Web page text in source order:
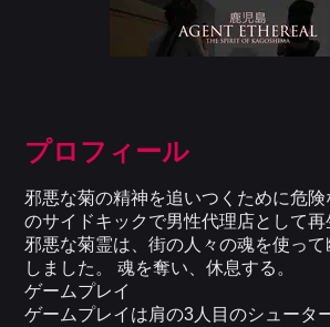
プロフィール
邪悪な菊の精神を追いつくために危
のサイドキックで男性代理店として再
邪悪な菊霊は、街の人々の魂を使っ
しました。 魂を奪い、休息する。
ゲームプレイ
ゲームプレイは肩の3人目のシュータ